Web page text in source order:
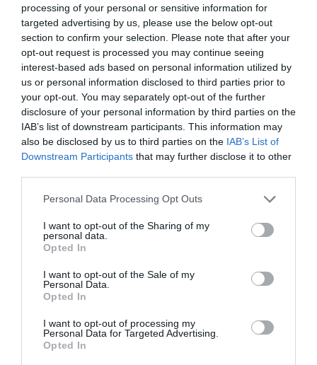
processing of your personal or sensitive information for
targeted advertising by us, please use the below opt-out
section to confirm your selection. Please note that after your
opt-out request is processed you may continue seeing
interest-based ads based on personal information utilized by
us or personal information disclosed to third parties prior to
your opt-out. You may separately opt-out of the further
disclosure of your personal information by third parties on the
IAB’s list of downstream participants. This information may
also be disclosed by us to third parties on the IAB’s List of
Downstream Participants that may further disclose it to other
Please note that this website/app uses one or more Google
not limited to your visit or usage behaviour. You may click to
grant or deny consent to Google and its third-party tags to
use your data for below specified purposes in below Google
consent section.
Personal Data Processing Opt Outs
I want to opt-out of the Sharing of my
personal data.
Opted In
I want to opt-out of the Sale of my
Personal Data.
Opted In
I want to opt-out of processing my
Personal Data for Targeted Advertising.
Opted In
Αγανάκτηση σε χωριό της
Εύβοιας: Μένουν κάθε μέρα χωρίς
νερό – Σοβαρή καταγγελία
08.08.2026 | 18:20
Αγροτικές ενισχύσεις: Ποιοι θα
λάβουν νωρίτερα τις
προκαταβολές
08.08.2026 | 18:00
αντιδήμαρχος στην Εύβοια! Έγινε
για τρίτη φορά παππούς!
Ευρυδίκη Βαλαβάνη: Οι
οικογενειακές διακοπές στην
Εύβοια! Δείτε σε ποια παραλία
08.08.2026 | 17:20
«Κόκκινος» συναγερμός στην
Εύβοια: Red Code αύριο Κυριακή –
Αυξημένη ετοιμότητα παντού
Ρίγη συγκίνησης στην
Εύβοια! Η Ιερά Μονή
Οσίου Δαυΐδ έλαμψε
στη μεγάλη πανήγυρη
της Μεταμορφώσεως
Εύβοια: Τέλος στις
παράνομες χωματερές
– Έρχονται πρόστιμα
χωρίς εξαιρέσεις
Εύβοια: Η μαύρη
επέτειος της
καταστροφικής
πυρκαγιάς – Το
χρονικό της τραγωδίας
Εύβοια: Πότε θα γίνει ο
Παναγίας»